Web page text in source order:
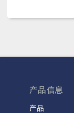
产品信息
产品